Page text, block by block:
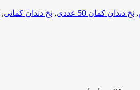
, نخ دندان کمان 50 عددی , نخ دندان کمانی,